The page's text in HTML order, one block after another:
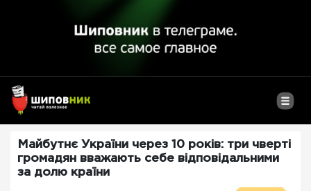
Майбутнє України через 10 років: три чверті
громадян вважають себе відповідальними
за долю країни